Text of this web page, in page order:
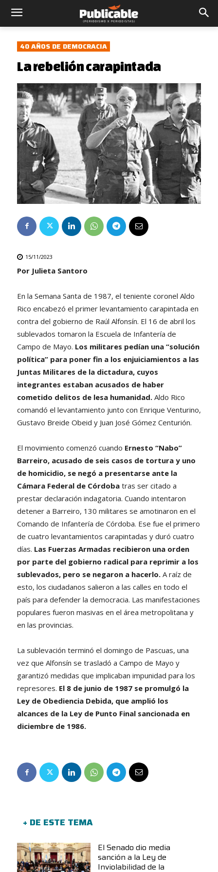
40 AÑOS DE DEMOCRACIA
La rebelión carapintada
15/11/2023
Por Julieta Santoro
En la Semana Santa de 1987, el teniente coronel Aldo
Rico encabezó el primer levantamiento carapintada en
contra del gobierno de Raúl Alfonsín. El 16 de abril los
sublevados tomaron la Escuela de Infantería de
Campo de Mayo. Los militares pedían una “solución
política” para poner fin a los enjuiciamientos a las
Juntas Militares de la dictadura, cuyos
integrantes estaban acusados de haber
cometido delitos de lesa humanidad. Aldo Rico
comandó el levantamiento junto con Enrique Venturino,
Gustavo Breide Obeid y Juan José Gómez Centurión.
El movimiento comenzó cuando Ernesto “Nabo”
Barreiro, acusado de seis casos de tortura y uno
de homicidio, se negó a presentarse ante la
Cámara Federal de Córdoba tras ser citado a
prestar declaración indagatoria. Cuando intentaron
detener a Barreiro, 130 militares se amotinaron en el
Comando de Infantería de Córdoba. Ese fue el primero
de cuatro levantamientos carapintadas y duró cuatro
días. Las Fuerzas Armadas recibieron una orden
por parte del gobierno radical para reprimir a los
sublevados, pero se negaron a hacerlo. A raíz de
esto, los ciudadanos salieron a las calles en todo el
país para defender la democracia. Las manifestaciones
populares fueron masivas en el área metropolitana y
en las provincias.
La sublevación terminó el domingo de Pascuas, una
vez que Alfonsín se trasladó a Campo de Mayo y
garantizó medidas que implicaban impunidad para los
represores. El 8 de junio de 1987 se promulgó la
Ley de Obediencia Debida, que amplió los
alcances de la Ley de Punto Final sancionada en
diciembre de 1986.
+ DE ESTE TEMA
El Senado dio media
sanción a la Ley de
Inviolabilidad de la